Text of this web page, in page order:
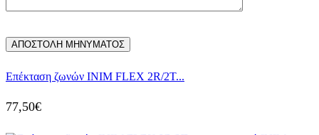
Eπέκταση ζωνών INIM FLEX 2R/2T...
77,50€